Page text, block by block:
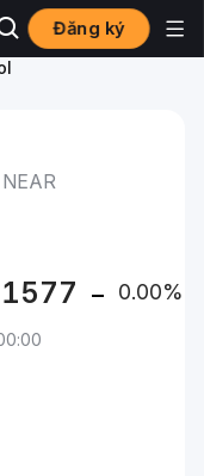
Đăng ký
Zealand to NEAR
0.00%